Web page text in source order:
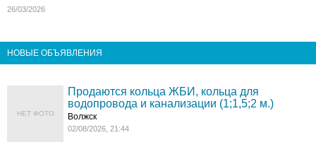
26/03/2026
НОВЫЕ ОБЪЯВЛЕНИЯ
НЕТ ФОТО
Продаются кольца ЖБИ, кольца для
водопровода и канализации (1;1,5;2 м.)
Волжск
02/08/2026, 21:44